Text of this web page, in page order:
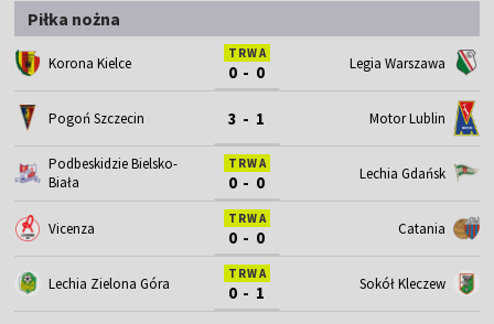
Piłka nożna
Korona Kielce
TRWA
0 - 0 Legia Warszawa
Pogoń Szczecin 3 - 1 Motor Lublin
Podbeskidzie Bielsko-
Biała
TRWA
0 - 0 Lechia Gdańsk
Vicenza
TRWA
0 - 0 Catania
Lechia Zielona Góra
TRWA
0 - 1 Sokół Kleczew